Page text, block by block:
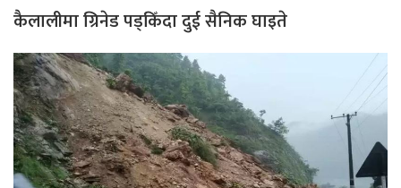
कैलालीमा ग्रिनेड पड्किँदा दुई सैनिक घाइते